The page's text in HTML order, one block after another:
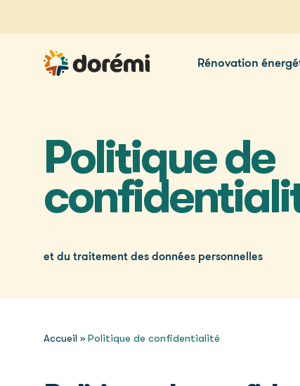
Rénovation
Politique de
et du traitement des données personnelles
Accueil » Politique de confidentialité